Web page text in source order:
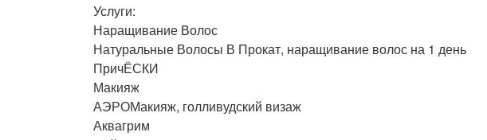
Услуги:
Наращивание Волос
Натуральные Волосы В Прокат, наращивание волос на 1 день
ПричЁСКИ
Макияж
АЭРОМакияж, голливудский визаж
Аквагрим